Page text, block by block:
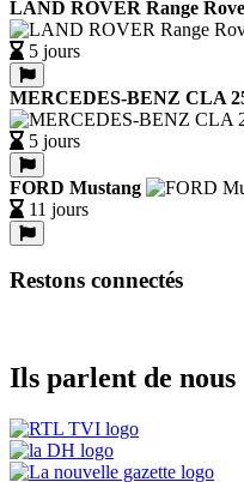
LAND ROVER Range
5 jours
MERCEDES-BENZ CLA
5 jours
FORD Mustang
11 jours
Restons connectés
Ils parlent de nous